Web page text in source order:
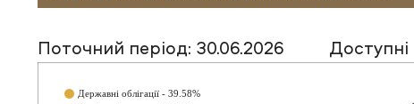
Поточний період: 30.06.2026 Доступні
Державні облігації - 39.58%